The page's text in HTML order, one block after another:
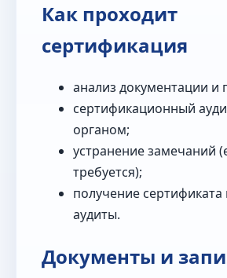
Как проходит
сертификация
анализ документации и
сертификационный
органом;
устранение замечаний
требуется);
получение
аудиты.
Документы и